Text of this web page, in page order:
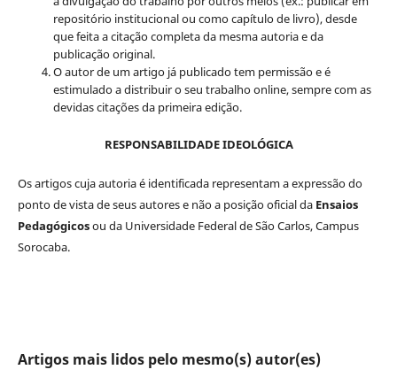
repositório institucional ou como capítulo de livro), desde
que feita a citação completa da mesma autoria e da
publicação original.
O autor de um artigo já publicado tem permissão e é
estimulado a distribuir o seu trabalho online, sempre com as
devidas citações da primeira edição.
RESPONSABILIDADE IDEOLÓGICA
Os artigos cuja autoria é identificada representam a expressão do
ponto de vista de seus autores e não a posição oficial da Ensaios
Pedagógicosou da Universidade Federal de São Carlos, Campus
Sorocaba.
Artigos mais lidos pelo mesmo(s) autor(es)